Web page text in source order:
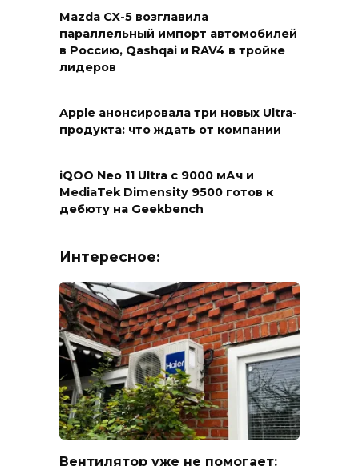
Mazda CX-5 возглавила
параллельный импорт автомобилей
в Россию, Qashqai и RAV4 в тройке
лидеров
Apple анонсировала три новых Ultra-
продукта: что ждать от компании
iQOO Neo 11 Ultra с 9000 мАч и
MediaTek Dimensity 9500 готов к
дебюту на Geekbench
Интересное:
Вентилятор уже не помогает: